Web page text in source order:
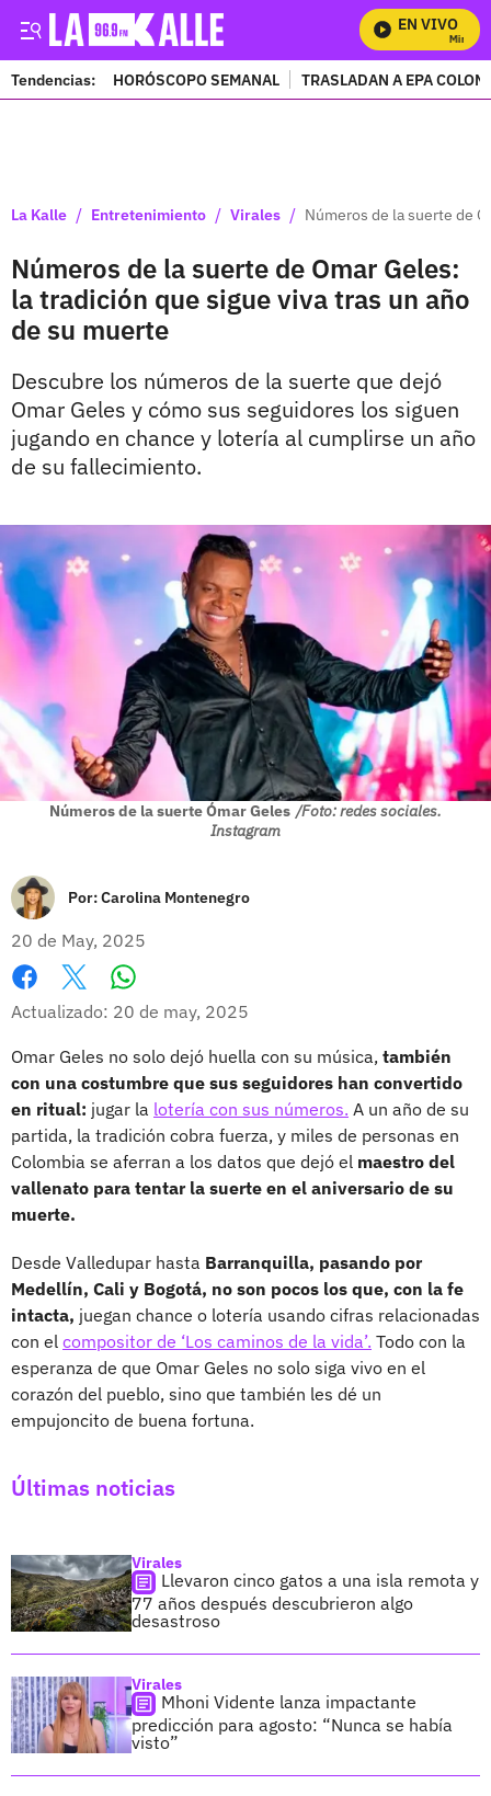
EN VIVO
Mira
Tendencias: HORÓSCOPO SEMANAL TRASLADAN A EPA
La Kalle / Entretenimiento / Virales / Números de la suerte de
Números de la suerte de Omar Geles:
la tradición que sigue viva tras un año
de su muerte
Descubre los números de la suerte que dejó
Omar Geles y cómo sus seguidores los siguen
jugando en chance y lotería al cumplirse un año
de su fallecimiento.
Números de la suerte Ómar Geles /Foto: redes sociales.
Instagram
Por:Carolina Montenegro
20 de May, 2025
Facebook
X
Actualizado: 20 de may, 2025
Omar Geles no solo dejó huella con su música, también
con una costumbre que sus seguidores han convertido
en ritual: jugar la lotería con sus números. A un año de su
partida, la tradición cobra fuerza, y miles de personas en
Colombia se aferran a los datos que dejó el maestro del
vallenato para tentar la suerte en el aniversario de su
muerte.
Desde Valledupar hasta Barranquilla, pasando por
Medellín, Cali y Bogotá, no son pocos los que, con la fe
intacta, juegan chance o lotería usando cifras relacionadas
con el compositor de ‘Los caminos de la vida’. Todo con la
esperanza de que Omar Geles no solo siga vivo en el
corazón del pueblo, sino que también les dé un
empujoncito de buena fortuna.
Últimas noticias
Virales
Llevaron cinco gatos a una isla remota y
77 años después descubrieron algo
desastroso
Virales
Mhoni Vidente lanza impactante
predicción para agosto: “Nunca se había
visto”